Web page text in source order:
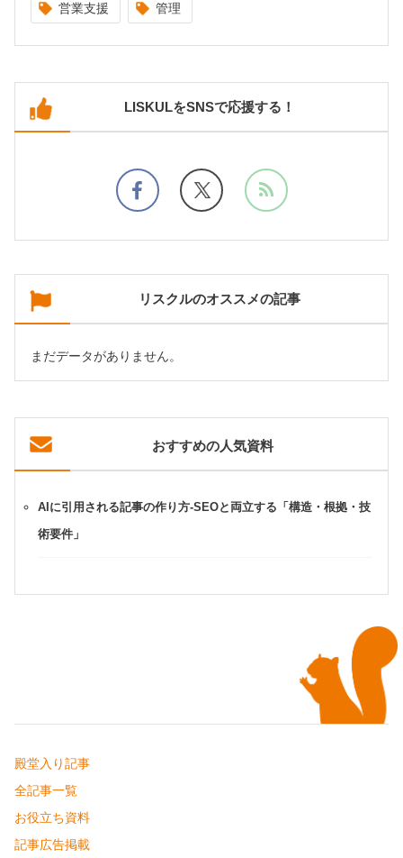
営業支援 管理
LISKULをSNSで応援する！
リスクルのオススメの記事
まだデータがありません。
おすすめの人気資料
AIに引用される記事の作り方-SEOと両立する「構造・根拠・技
術要件」
殿堂入り記事
全記事一覧
お役立ち資料
記事広告掲載